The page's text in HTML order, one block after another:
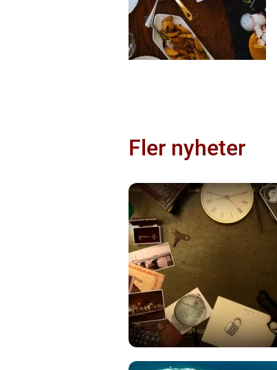
Fler nyheter